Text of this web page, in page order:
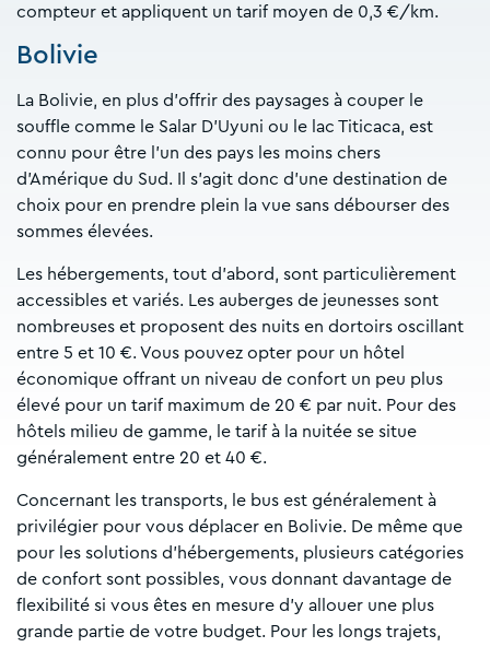
compteur et appliquent un tarif moyen de 0,3 €/km.
Bolivie
La Bolivie, en plus d’offrir des paysages à couper le
souffle comme le Salar D’Uyuni ou le lac Titicaca, est
connu pour être l’un des pays les moins chers
d’Amérique du Sud. Il s’agit donc d’une destination de
choix pour en prendre plein la vue sans débourser des
sommes élevées.
Les hébergements, tout d’abord, sont particulièrement
accessibles et variés. Les auberges de jeunesses sont
nombreuses et proposent des nuits en dortoirs oscillant
entre 5 et 10 €. Vous pouvez opter pour un hôtel
économique offrant un niveau de confort un peu plus
élevé pour un tarif maximum de 20 € par nuit. Pour des
hôtels milieu de gamme, le tarif à la nuitée se situe
généralement entre 20 et 40 €.
Concernant les transports, le bus est généralement à
privilégier pour vous déplacer en Bolivie. De même que
pour les solutions d’hébergements, plusieurs catégories
de confort sont possibles, vous donnant davantage de
flexibilité si vous êtes en mesure d’y allouer une plus
grande partie de votre budget. Pour les longs trajets,